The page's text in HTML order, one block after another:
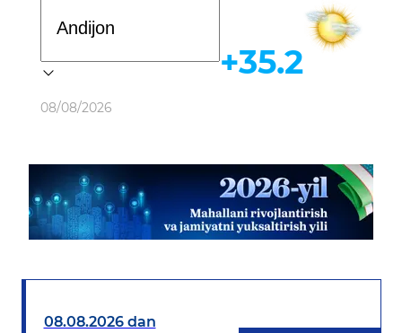
Ob-havo
08/08/2026
+35.2
08.08.2026 dan